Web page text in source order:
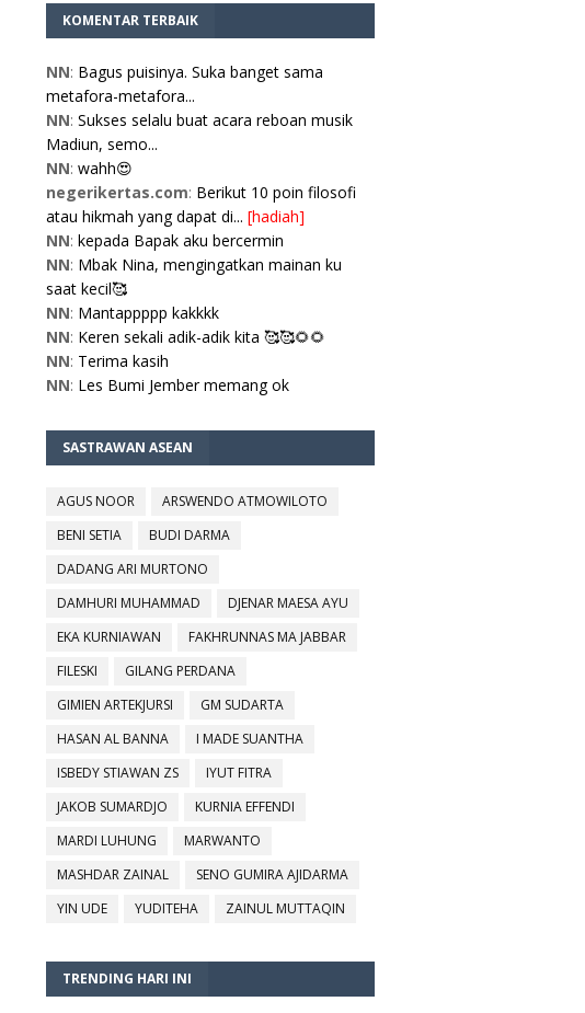
KOMENTAR TERBAIK
NN: Bagus puisinya. Suka banget sama
metafora-metafora...
NN: Sukses selalu buat acara reboan musik
Madiun, semo...
NN: wahh😍
negerikertas.com: Berikut 10 poin filosofi
atau hikmah yang dapat di... [hadiah]
NN: kepada Bapak aku bercermin
NN: Mbak Nina, mengingatkan mainan ku
saat kecil🥰
NN: Mantappppp kakkkk
NN: Keren sekali adik-adik kita 🥰🥰🌻🌻
NN: Terima kasih
NN: Les Bumi Jember memang ok
SASTRAWAN ASEAN
AGUS NOOR
ARSWENDO ATMOWILOTO
BENI SETIA
BUDI DARMA
DADANG ARI MURTONO
DAMHURI MUHAMMAD
DJENAR MAESA AYU
EKA KURNIAWAN
FAKHRUNNAS MA JABBAR
FILESKI
GILANG PERDANA
GIMIEN ARTEKJURSI
GM SUDARTA
HASAN AL BANNA
I MADE SUANTHA
ISBEDY STIAWAN ZS
IYUT FITRA
JAKOB SUMARDJO
KURNIA EFFENDI
MARDI LUHUNG
MARWANTO
MASHDAR ZAINAL
SENO GUMIRA AJIDARMA
YIN UDE
YUDITEHA ZAINUL MUTTAQIN
TRENDING HARI INI